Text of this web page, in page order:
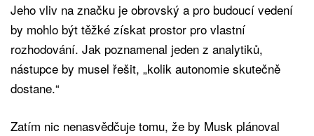
Jeho vliv na značku je obrovský a pro budoucí vedení
by mohlo být těžké získat prostor pro vlastní
rozhodování. Jak poznamenal jeden z analytiků,
nástupce by musel řešit, „kolik autonomie skutečně
dostane.“
Zatím nic nenasvědčuje tomu, že by Musk plánoval